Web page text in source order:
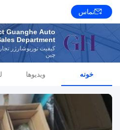
تماس
Guanghe Auto
Department
کیفیت توربوشارژر
چین
خونه ویدیوها